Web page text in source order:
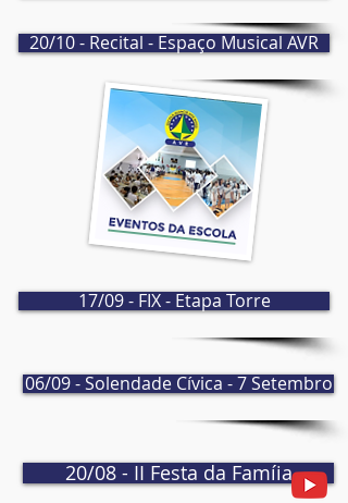
20/10 - Recital - Espaço Musical AVR
17/09 - FIX - Etapa Torre
06/09 - Solendade Cívica - 7 Setembro
20/08 - II Festa da Famíia